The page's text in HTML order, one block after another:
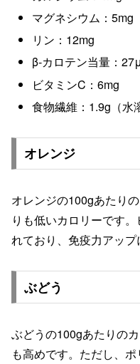
マグネシウム：5mg
リン：12mg
β-カロテン当量：
ビタミンC：6mg
食物繊維：1.9g（水
オレンジ
オレンジの100gあたり
りも低いカロリーです
れており、免疫力アップ
ぶどう
ぶどうの100gあたりの
も高めです。ただし、